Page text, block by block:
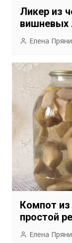
Ликер из
вишневых
Елена
Компот
простой
Елена